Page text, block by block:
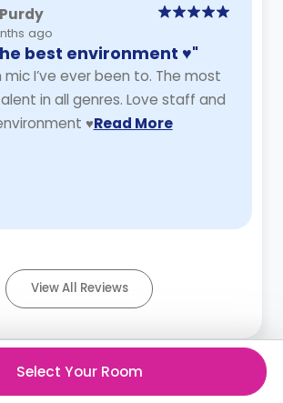
ago
best environment ♥️"
I’ve ever been to. The most
in all genres. Love staff and
♥️Read More
View All Reviews
Select Your Room